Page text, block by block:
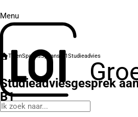
Menu
TalenSpaansSpaans B1Studieadvies
Studieadviesgesprek
B1